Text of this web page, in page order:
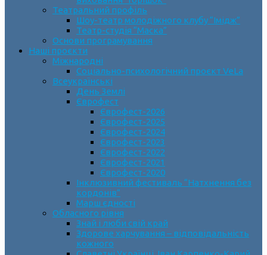
Театральний профіль
Шоу-театр молодіжного клубу “Імідж”
Театр-студія “Маска”
Основи програмування
Наші проєкти
Міжнародні
Соціально-психологічний проєкт VeLa
Всеукраїнські
День Землі
Єврофест
Єврофест-2026
Єврофест-2025
Єврофест-2024
Єврофест-2023
Єврофест-2022
Єврофест-2021
Єврофест-2020
Інклюзивний фестиваль “Натхнення без
кордонів”
Марш єдності
Обласного рівня
Знай і люби свій край
Здорове харчування – відповідальність
кожного